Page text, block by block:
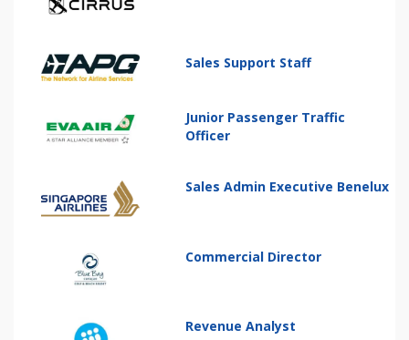
Sales Support Staff
Junior Passenger Traffic
Officer
Sales Admin Executive Benelux
Commercial Director
Revenue Analyst